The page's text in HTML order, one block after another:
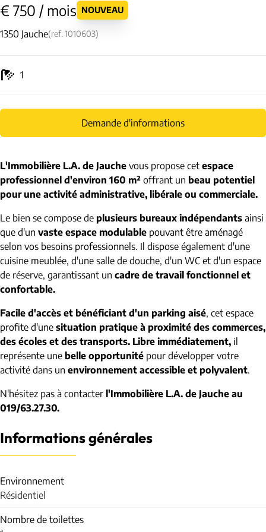
€ 750 / mois NOUVEAU
1350 Jauche(ref. 1010603)
1
Demande d'informations
L'Immobilière L.A. de Jauche vous propose cet espace
professionnel d'environ 160 m² offrant un beau potentiel
pour une activité administrative, libérale ou commerciale.
Le bien se compose de plusieurs bureaux indépendants ainsi
que d'un vaste espace modulable pouvant être aménagé
selon vos besoins professionnels. Il dispose également d'une
cuisine meublée, d'une salle de douche, d'un WC et d'un espace
de réserve, garantissant un cadre de travail fonctionnel et
confortable.
Facile d'accès et bénéficiant d'un parking aisé, cet espace
profite d'une situation pratique à proximité des commerces,
des écoles et des transports. Libre immédiatement, il
représente une belle opportunité pour développer votre
activité dans un environnement accessible et polyvalent.
N'hésitez pas à contacter l'Immobilière L.A. de Jauche au
019/63.27.30.
Informations générales
Environnement
Résidentiel
Nombre de toilettes